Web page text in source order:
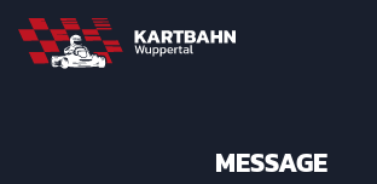
MESSAGE